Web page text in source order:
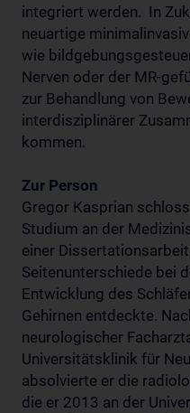
integriert werden. In
neuartige
wie
Nerven oder der MR-
zur Behandlung von
interdisziplinärer
kommen.
Zur Person
Gregor Kasprian
Studium an der
einer
Seitenunterschiede bei
Entwicklung des
Gehirnen entdeckte.
neurologischer
Universitätsklinik für
absolvierte er die
die er 2013 an der